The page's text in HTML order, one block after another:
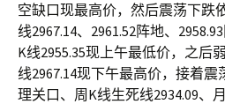
空缺口现最高价，然后震荡下跌
线2967.14、2961.52阵地、
K线2955.35现上午最低价，之后
线2967.14现下午最高价，接着
理关口、周K线生死线2934.09、